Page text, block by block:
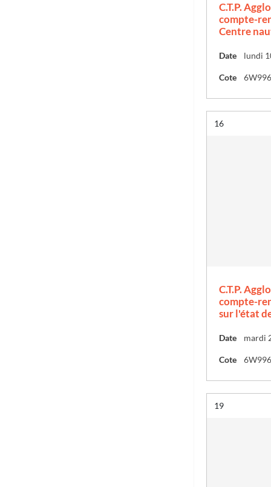
C.T.P.
compte-
Centre
Date lundi
Cote 6W996
Résultat n°
16
C.T.P.
compte-
sur l'état
Date mardi
Cote 6W996
Résultat n°
19